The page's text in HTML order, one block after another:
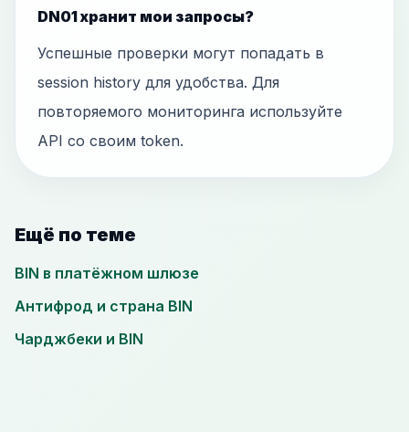
DN01 хранит мои запросы?
Успешные проверки могут попадать в
session history для удобства. Для
повторяемого мониторинга используйте
API со своим token.
Ещё по теме
BIN в платёжном шлюзе
Антифрод и страна BIN
Чарджбеки и BIN